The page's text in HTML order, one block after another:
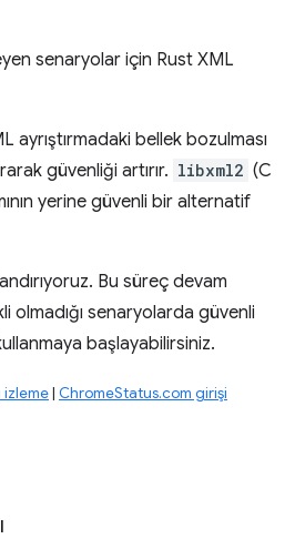
senaryolar için Rust XML
ayrıştırmadaki bellek bozulması
güvenliği artırır. libxml2 (C
yerine güvenli bir alternatif
Bu süreç devam
olmadığı senaryolarda güvenli
başlayabilirsiniz.
izleme| ChromeStatus.com girişi